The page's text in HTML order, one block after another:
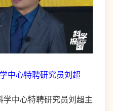
中心特聘研究员刘超
中心特聘研究员刘超主